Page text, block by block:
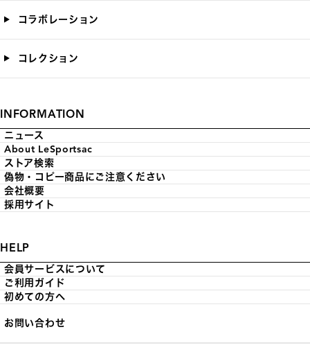
コラボレーション
コレクション
INFORMATION
ニュース
About LeSportsac
ストア検索
偽物・コピー商品にご注意ください
会社概要
採用サイト
HELP
会員サービスについて
ご利用ガイド
初めての方へ
お問い合わせ